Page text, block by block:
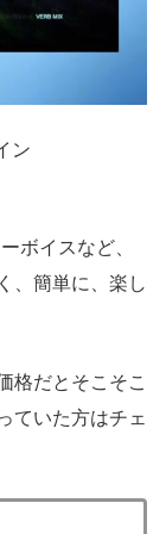
ン
ボイスなど、
、簡単に、楽し
格だとそこそこ
ていた方はチェ